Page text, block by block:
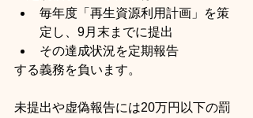
毎年度「再生資源利用計画」を策
定し、9月末までに提出
その達成状況を定期報告
する義務を負います。
未提出や虚偽報告には20万円以下の罰